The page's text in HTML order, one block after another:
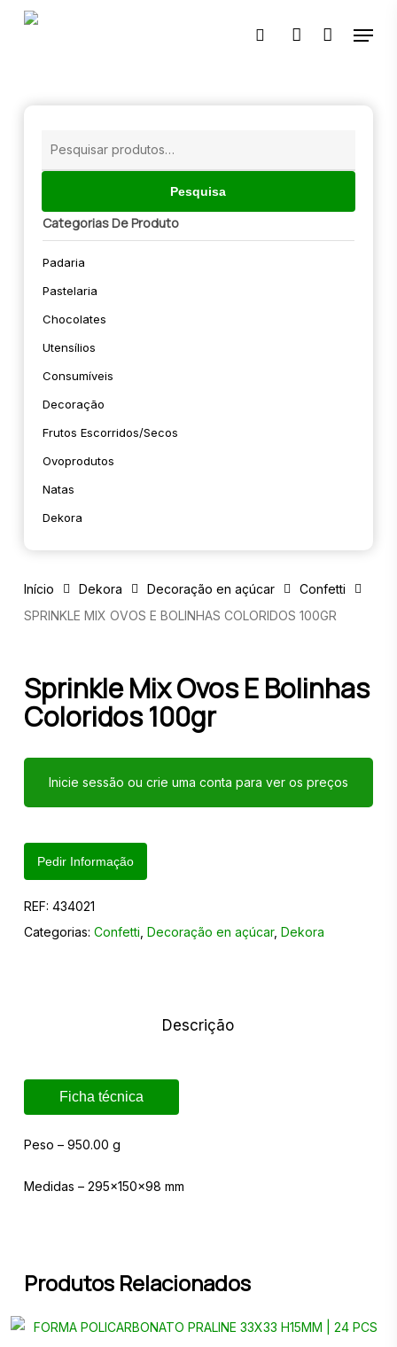
Skip
🔍
pesquisaraccount
Menu
Pesquisa
Categorias De Produto
Padaria
Pastelaria
Chocolates
Utensílios
Consumíveis
Decoração
Frutos Escorridos/secos
Ovoprodutos
Natas
Dekora
Início Dekora Decoração en açúcar
Confetti
SPRINKLE MIX OVOS E BOLINHAS COLORIDOS 100GR
Sprinkle Mix Ovos E Bolinhas
Coloridos 100gr
Inicie sessão ou crie uma conta para ver os preços
Pedir Informação
REF: 434021
Categorias: Confetti Decoração en açúcar, Dekora
Descrição
Ficha técnica
Peso – 950.00 g
Medidas – 295x150x98 mm
Produtos Relacionados